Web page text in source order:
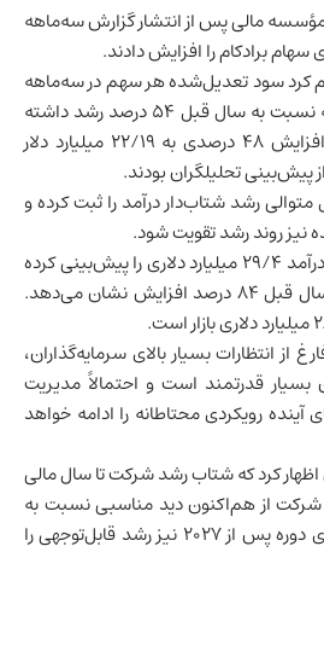
همین حال، دست‌کم ۱۴ مؤسسه مالی پس از انتشار گزارش سه‌ماهه
برادکام را افزایش دادند.
کرد سود تعدیل‌شده هر سهم در سه‌ماهه
دوم به ۲/۴۴ دلار رسیده که نسبت به سال قبل ۵۴ درصد رشد داشته
است. درآمد شرکت نیز با افزایش ۴۸ درصدی به ۲۲/۱۹ میلیارد دلار
پیش‌بینی تحلیلگران بودند.
رشد شتاب‌دار درآمد را ثبت کرده و
نیز روند رشد تقویت شود.
برادکام برای سه‌ماهه جاری درآمد ۲۹/۴ میلیارد دلاری را پیش‌بینی کرده
که نسبت به مدت مشابه سال قبل ۸۴ درصد افزایش نشان می‌دهد.
از انتظارات بسیار بالای سرمایه‌گذاران،
قدرتمند است و احتمالاً مدیریت
رویکردی محتاطانه را ادامه خواهد
کرد که شتاب رشد شرکت تا سال مالی
و شرکت از هم‌اکنون دید مناسبی نسبت به
سال مالی ۲۰۲۸ دارد. او برای دوره پس از ۲۰۲۷ نیز رشد قابل‌توجهی را